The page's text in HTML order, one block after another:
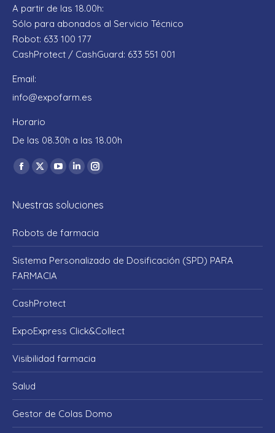
A partir de las 18.00h:
Sólo para abonados al Servicio Técnico
Robot: 633 100 177
CashProtect / CashGuard: 633 551 001
Email:
info@expofarm.es
Horario
De las 08.30h a las 18.00h
Encuéntranos en:
Facebook
opens
new
X
opens
new
YouTube
opens
new
Linkedin
opens
new
Instagram
opens
new
Nuestras soluciones
Robots de farmacia
Sistema Personalizado de Dosificación (SPD) PARA
FARMACIA
CashProtect
ExpoExpress Click&Collect
Visibilidad farmacia
Salud
Gestor de Colas Domo